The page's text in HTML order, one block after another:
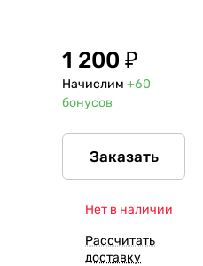
1 200 ₽
Начислим +60
бонусов
Заказать
Нет в наличии
Рассчитать
доставку